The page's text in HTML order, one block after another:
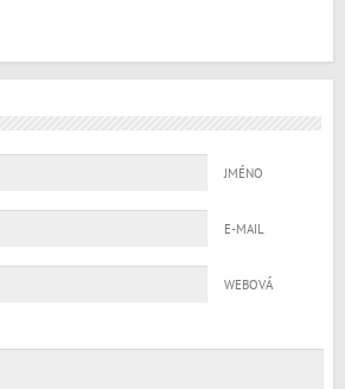
JMÉNO
E-MAIL
WEBOVÁ